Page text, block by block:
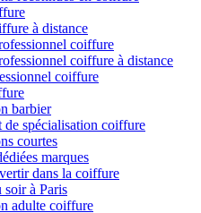
à distance
coiffure
coiffure à distance
coiffure
barbier
de spécialisation coiffure
courtes
marques
dans la coiffure
soir à Paris
adulte coiffure